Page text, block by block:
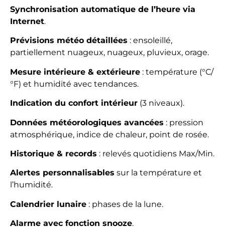
Synchronisation automatique de l’heure via
Internet.
Prévisions météo détaillées : ensoleillé,
partiellement nuageux, nuageux, pluvieux, orage.
Mesure intérieure & extérieure : température (°C/
°F) et humidité avec tendances.
Indication du confort intérieur (3 niveaux).
Données météorologiques avancées : pression
atmosphérique, indice de chaleur, point de rosée.
Historique & records : relevés quotidiens Max/Min.
Alertes personnalisables sur la température et
l’humidité.
Calendrier lunaire : phases de la lune.
Alarme avec fonction snooze.